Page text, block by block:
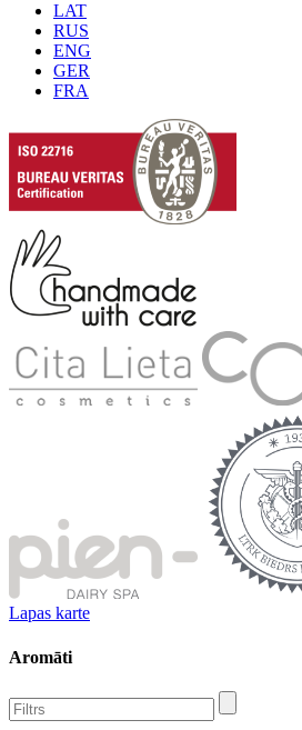
LAT
RUS
ENG
GER
FRA
Lapas karte
Aromāti